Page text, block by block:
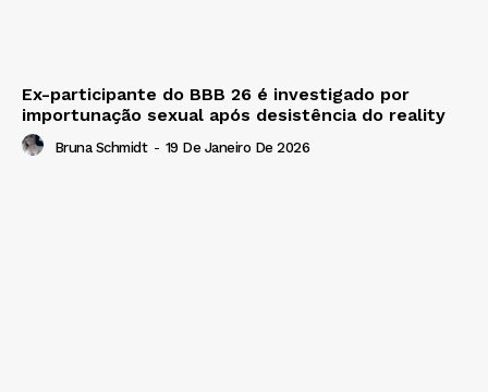
Ex-participante do BBB 26 é investigado por
importunação sexual após desistência do reality
Bruna Schmidt - 19 De Janeiro De 2026